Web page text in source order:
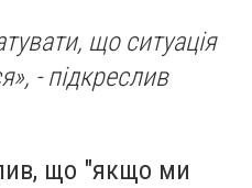
що ситуація
- підкреслив
що "якщо ми